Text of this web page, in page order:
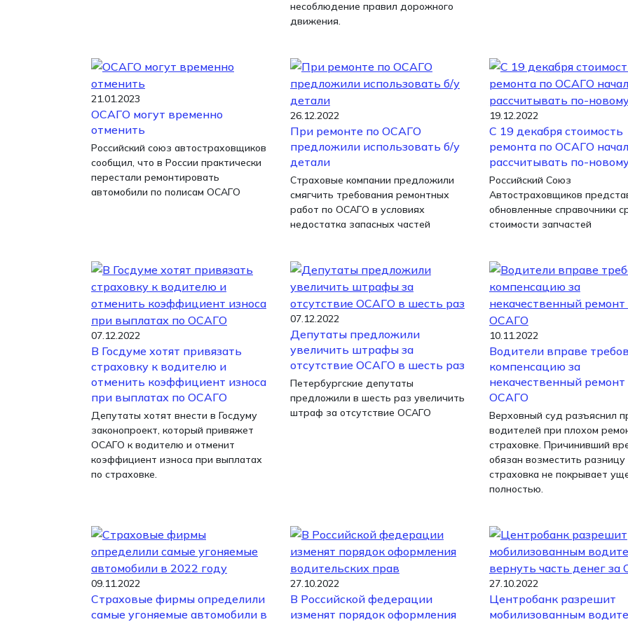
несоблюдение правил дорожного
движения.
21.01.2023
ОСАГО могут временно
отменить
Российский союз автостраховщиков
сообщил, что в России практически
перестали ремонтировать
автомобили по полисам ОСАГО
26.12.2022
При ремонте по ОСАГО
предложили использовать б/у
детали
Страховые компании предложили
смягчить требования ремонтных
работ по ОСАГО в условиях
недостатка запасных частей
19.12.2022
С 19 декабря стоимость
ремонта по ОСАГО
рассчитывать по-
Российский Союз
Автостраховщиков
обновленные справочники
стоимости запчастей
07.12.2022
В Госдуме хотят привязать
страховку к водителю и
отменить коэффициент износа
при выплатах по ОСАГО
Депутаты хотят внести в Госдуму
законопроект, который привяжет
ОСАГО к водителю и отменит
коэффициент износа при выплатах
по страховке.
07.12.2022
Депутаты предложили
увеличить штрафы за
отсутствие ОСАГО в шесть раз
Петербургские депутаты
предложили в шесть раз увеличить
штраф за отсутствие ОСАГО
10.11.2022
Водители вправе
компенсацию за
некачественный ремонт
ОСАГО
Верховный суд разъяснил
водителей при плохом
страховке. Причинивший
обязан возместить разницу
страховка не покрывает
полностью.
09.11.2022
Страховые фирмы определили
самые угоняемые автомобили в
27.10.2022
В Российской федерации
изменят порядок оформления
27.10.2022
Центробанк разрешит
мобилизованным